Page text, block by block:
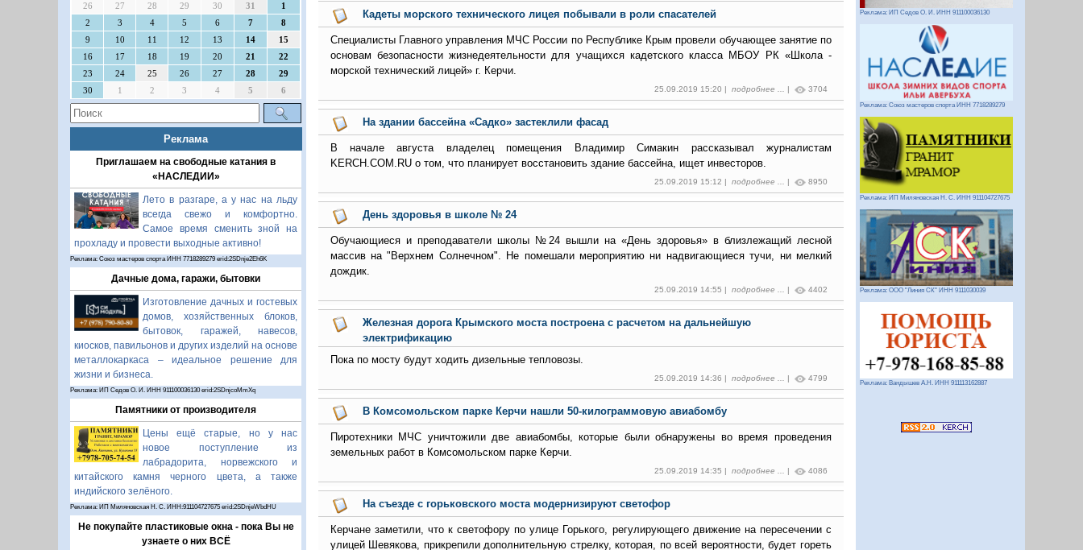
26
27 28 29 30 31
1
2
3 4 5 6 7
8
9
10 11 12 13 14
15
16
17 18 19 20 21
22
23
24 25 26 27 28
29
30
1 2 3 4 5 6
Реклама
Приглашаем на свободные катания в
«НАСЛЕДИИ»
Лето в разгаре, а у нас на льду
всегда свежо и комфортно.
Самое время сменить зной на
прохладу и провести выходные активно!
Реклама: Союз мастеров спорта ИНН 7718289279 erid:2SDnje2Eh6K
Дачные дома, гаражи, бытовки
Изготовление дачных и гостевых
домов, хозяйственных блоков,
бытовок, гаражей, навесов,
киосков, павильонов и других изделий на основе
металлокаркаса – идеальное решение для
жизни и бизнеса.
Реклама: ИП Седов О. И. ИНН 911100036130 erid:2SDnjcoMmXq
Памятники от производителя
Цены ещё старые, но у нас
новое поступление из
лабрадорита, норвежского и
китайского камня черного цвета, а также
индийского зелёного.
Реклама: ИП Миляновская Н. С. ИНН:911104727675 erid:2SDnjeWbdHU
Не покупайте пластиковые окна - пока Вы не
узнаете о них ВСЁ
Кадеты морского технического лицея побывали в роли спасателей
Специалисты Главного управления МЧС России по Республике Крым провели обучающее занятие по
основам безопасности жизнедеятельности для учащихся кадетского класса МБОУ РК «Школа -
морской технический лицей» г. Керчи.
25.09.2019 15:20 | подробнее ... | 3704
На здании бассейна «Садко» застеклили фасад
В начале августа владелец помещения Владимир Симакин рассказывал журналистам
KERCH.COM.RU о том, что планирует восстановить здание бассейна, ищет инвесторов.
25.09.2019 15:12 | подробнее ... | 8950
День здоровья в школе № 24
Обучающиеся и преподаватели школы №24 вышли на «День здоровья» в близлежащий лесной
массив на "Верхнем Солнечном". Не помешали мероприятию ни надвигающиеся тучи, ни мелкий
дождик.
25.09.2019 14:55 | подробнее ... | 4402
Железная дорога Крымского моста построена с расчетом на дальнейшую
электрификацию
Пока по мосту будут ходить дизельные тепловозы.
25.09.2019 14:36 | подробнее ... | 4799
В Комсомольском парке Керчи нашли 50-килограммовую авиабомбу
Пиротехники МЧС уничтожили две авиабомбы, которые были обнаружены во время проведения
земельных работ в Комсомольском парке Керчи.
25.09.2019 14:35 | подробнее ... | 4086
На съезде с горьковского моста модернизируют светофор
Керчане заметили, что к светофору по улице Горького, регулирующего движение на пересечении с
улицей Шевякова, прикрепили дополнительную стрелку, которая, по всей вероятности, будет гореть
Реклама: ИП Седов О. И. ИНН 911100036130
Реклама: Союз мастеров спорта ИНН 7718289279
Реклама: ИП Миляновская Н. С. ИНН 911104727675
Реклама: ООО "Линия СК" ИНН 9111030039
Реклама: Вандышев А.Н. ИНН 911113162887